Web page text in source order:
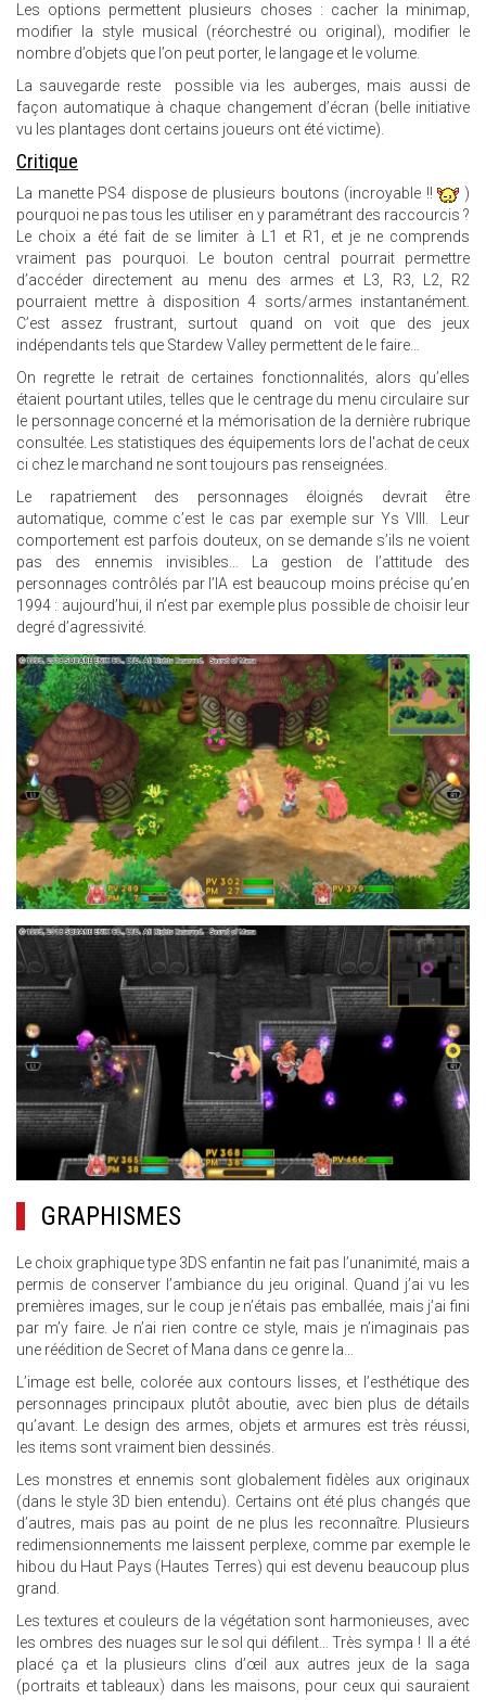
Les options permettent plusieurs choses : cacher la minimap,
modifier la style musical (réorchestré ou original), modifier le
nombre d’objets que l’on peut porter, le langage et le volume.
La sauvegarde reste possible via les auberges, mais aussi de
façon automatique à chaque changement d’écran (belle initiative
vu les plantages dont certains joueurs ont été victime).
Critique
La manette PS4 dispose de plusieurs boutons (incroyable !!
)
pourquoi ne pas tous les utiliser en y paramétrant des raccourcis ?
Le choix a été fait de se limiter à L1 et R1, et je ne comprends
vraiment pas pourquoi. Le bouton central pourrait permettre
d’accéder directement au menu des armes et L3, R3, L2, R2
pourraient mettre à disposition 4 sorts/armes instantanément.
C’est assez frustrant, surtout quand on voit que des jeux
indépendants tels que Stardew Valley permettent de le faire…
On regrette le retrait de certaines fonctionnalités, alors qu’elles
étaient pourtant utiles, telles que le centrage du menu circulaire sur
le personnage concerné et la mémorisation de la dernière rubrique
consultée. Les statistiques des équipements lors de l'achat de ceux
ci chez le marchand ne sont toujours pas renseignées.
Le rapatriement des personnages éloignés devrait être
automatique, comme c’est le cas par exemple sur Ys VIII. Leur
comportement est parfois douteux, on se demande s’ils ne voient
pas des ennemis invisibles… La gestion de l’attitude des
personnages contrôlés par l’IA est beaucoup moins précise qu’en
1994 : aujourd’hui, il n’est par exemple plus possible de choisir leur
degré d’agressivité.
21.JPG
18.JPG
GRAPHISMES
Le choix graphique type 3DS enfantin ne fait pas l’unanimité, mais a
permis de conserver l’ambiance du jeu original. Quand j’ai vu les
premières images, sur le coup je n’étais pas emballée, mais j’ai fini
par m’y faire. Je n’ai rien contre ce style, mais je n’imaginais pas
une réédition de Secret of Mana dans ce genre la…
L’image est belle, colorée aux contours lisses, et l’esthétique des
personnages principaux plutôt aboutie, avec bien plus de détails
qu’avant. Le design des armes, objets et armures est très réussi,
les items sont vraiment bien dessinés.
Les monstres et ennemis sont globalement fidèles aux originaux
(dans le style 3D bien entendu). Certains ont été plus changés que
d’autres, mais pas au point de ne plus les reconnaître. Plusieurs
redimensionnements me laissent perplexe, comme par exemple le
hibou du Haut Pays (Hautes Terres) qui est devenu beaucoup plus
grand.
Les textures et couleurs de la végétation sont harmonieuses, avec
les ombres des nuages sur le sol qui défilent… Très sympa ! Il a été
placé ça et la plusieurs clins d’œil aux autres jeux de la saga
(portraits et tableaux) dans les maisons, pour ceux qui sauraient